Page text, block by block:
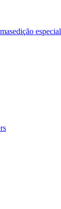
edição especial